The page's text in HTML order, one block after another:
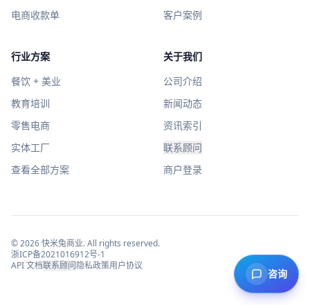
电商收款单
客户案例
行业方案
餐饮 + 美业
教育培训
零售电商
实体工厂
查看全部方案
关于我们
公司介绍
新闻动态
资讯索引
联系顾问
商户登录
©2026快米兔商业. All rights reserved.
浙ICP备2021016912号-1
API 文档联系顾问隐私政策用户协议
咨询